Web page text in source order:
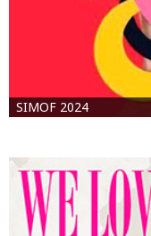
SIMOF 2024